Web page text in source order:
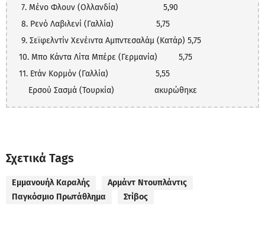
7. Μένο Φλουν (Ολλανδία)                   5,90
8. Ρενό Λαβιλενί (Γαλλία)                  5,75
9. Σεϊφελντίν Χενέιντα Αμπντεσαλάμ (Κατάρ) 5,75
10. Μπο Κάντα Λίτα Μπέρε (Γερμανία)         5,75
11. Ετάν Κορμόν (Γαλλία)                    5,55
Σχετικά Tags
Εμμανουήλ Καραλής
Αρμάντ Ντουπλάντις
Παγκόσμιο Πρωτάθλημα
Στίβος